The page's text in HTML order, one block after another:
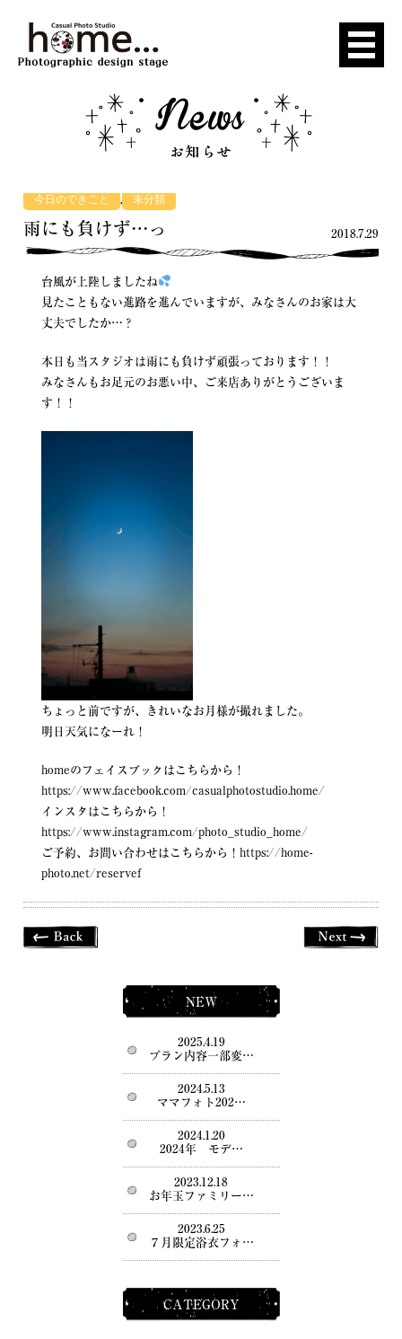
今日のできごと 未分類
雨にも負けず…っ 2018.7.29
台風が上陸しましたね
見たこともない進路を進んでいますが、みなさんのお家は大
丈夫でしたか…？
本日も当スタジオは雨にも負けず頑張っております！！
みなさんもお足元のお悪い中、ご来店ありがとうございま
す！！
ちょっと前ですが、きれいなお月様が撮れました。
明日天気になーれ！
homeのフェイスブックはこちらから！
https://www.facebook.com/casualphotostudio.home/
インスタはこちらから！
https://www.instagram.com/photo_studio_home/
ご予約、お問い合わせはこちらから！https://home-
photo.net/reservef
NEW
2025.4.19
プラン内容一部変…
2024.5.13
ママフォト202…
2024.1.20
2024年 モデ…
2023.12.18
お年玉ファミリー…
2023.6.25
７月限定浴衣フォ…
CATEGORY